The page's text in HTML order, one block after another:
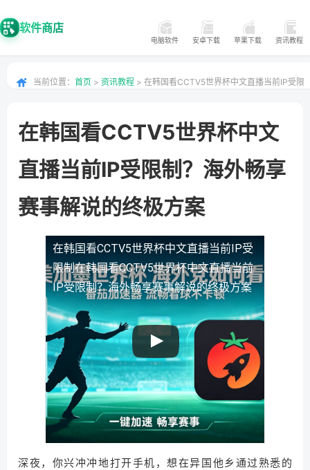
软件商店
电脑软件 安卓下载 苹果下载 资讯教程
当前位置： 首页 > 资讯教程 > 在韩国看CCTV5世界杯中文直播当前IP受限
在韩国看CCTV5世界杯中文
直播当前IP受限制？海外畅享
赛事解说的终极方案
在韩国看CCTV5世界杯中文直播当前IP受
限制在韩国看CCTV5世界杯中文直播当前
IP受限制？海外畅享赛事解说的终极方案
深夜，你兴冲冲地打开手机，想在异国他乡通过熟悉的